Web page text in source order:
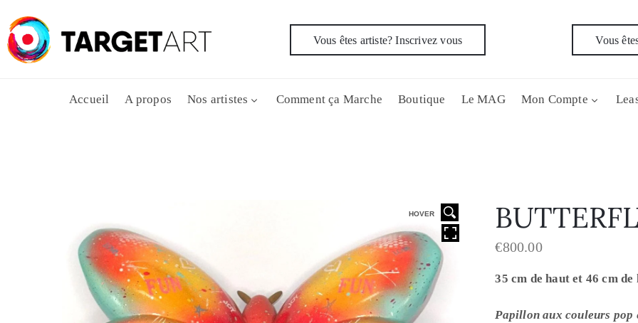
Vous êtes artiste? Inscrivez vous Vous
Accueil A propos Nos artistes Comment ça Marche Boutique Le MAG Mon Compte
HOVER
€800.00
35 cm de haut et 46 cm de
Papillon aux couleurs